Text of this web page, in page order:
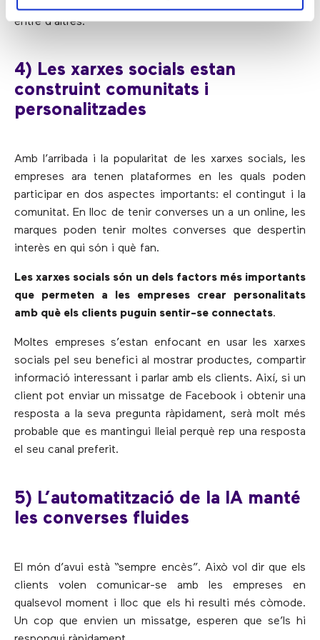
entre d’altres.
4) Les xarxes socials estan
construint comunitats i
personalitzades
Amb l’arribada i la popularitat de les xarxes socials, les
empreses ara tenen plataformes en les quals poden
participar en dos aspectes importants: el contingut i la
comunitat. En lloc de tenir converses un a un online, les
marques poden tenir moltes converses que despertin
interès en qui són i què fan.
Les xarxes socials són un dels factors més importants
que permeten a les empreses crear personalitats
amb què els clients puguin sentir-se connectats.
Moltes empreses s’estan enfocant en usar les xarxes
socials pel seu benefici al mostrar productes, compartir
informació interessant i parlar amb els clients. Així, si un
client pot enviar un missatge de Facebook i obtenir una
resposta a la seva pregunta ràpidament, serà molt més
probable que es mantingui lleial perquè rep una resposta
el seu canal preferit.
5) L’automatització de la IA manté
les converses fluides
El món d’avui està “sempre encès”. Això vol dir que els
clients volen comunicar-se amb les empreses en
qualsevol moment i lloc que els hi resulti més còmode.
Un cop que envien un missatge, esperen que se’ls hi